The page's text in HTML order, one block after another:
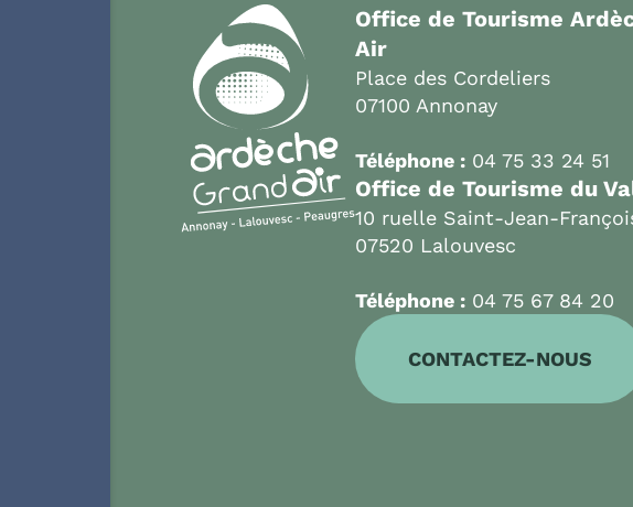
Office de Tourisme
Air
Place des Cordeliers
07100 Annonay
Téléphone : 04 75 33 24 51
Office de Tourisme du
10 ruelle Saint-Jean-
07520 Lalouvesc
Téléphone : 04 75 67 84 20
CONTACTEZ-NOUS